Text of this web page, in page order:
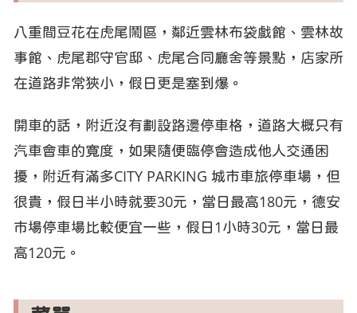
八重間豆花在虎尾鬧區，鄰近雲林布袋戲館、雲林故
事館、虎尾郡守官邸、虎尾合同廳舍等景點，店家所
在道路非常狹小，假日更是塞到爆。
開車的話，附近沒有劃設路邊停車格，道路大概只有
汽車會車的寬度，如果隨便臨停會造成他人交通困
擾，附近有滿多CITY PARKING 城市車旅停車場，但
很貴，假日半小時就要30元，當日最高180元，德安
市場停車場比較便宜一些，假日1小時30元，當日最
高120元。